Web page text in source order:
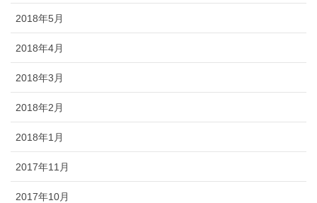
2018年5月
2018年4月
2018年3月
2018年2月
2018年1月
2017年11月
2017年10月